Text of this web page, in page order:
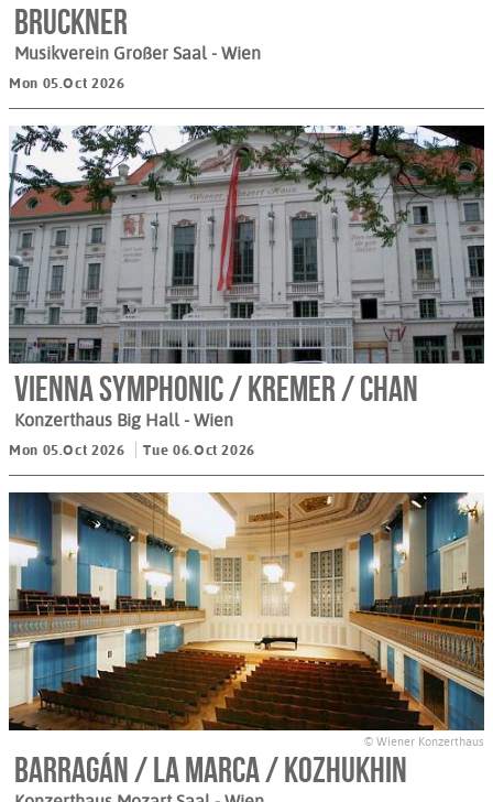
Bruckner
Musikverein Großer Saal - Wien
Mon 05.Oct 2026
Vienna Symphonic / Kremer / Chan
Konzerthaus Big Hall - Wien
Mon 05.Oct 2026 Tue 06.Oct 2026
© Wiener Konzerthaus
Barragán / La Marca / Kozhukhin